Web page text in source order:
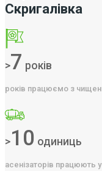
Скригалівка
>7 років
років працюємо з
>10 одиниць
асенізаторів працюють